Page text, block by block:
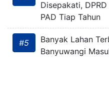
Disepakati,
PAD Tiap Tahun
#5
Banyak Lahan
Banyuwangi